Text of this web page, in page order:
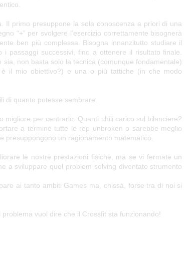
Il primo presuppone la sola conoscenza a priori di una
“+” per svolgere l’esercizio correttamente bisognerà
ben più complessa. Bisogna innanzitutto studiare il
passaggi successivi, fino a ottenere il risultato finale.
non basta solo la tecnica (comunque fondamentale)
il mio obiettivo?) e una o più tattiche (in che modo
di quanto potesse sembrare.
migliore per centrarlo. Quanti chili carico sul bilanciere?
a termine tutte le rep unbroken o sarebbe meglio
presuppongono un ragionamento matematico.
le nostre prestazioni fisiche, ma se vi fermate un
a sviluppare quel problem solving diventato strumento
ai tanto ambiti Games ma, chissà, forse tra di noi si
vuol dire che il Crossfit sta funzionando!